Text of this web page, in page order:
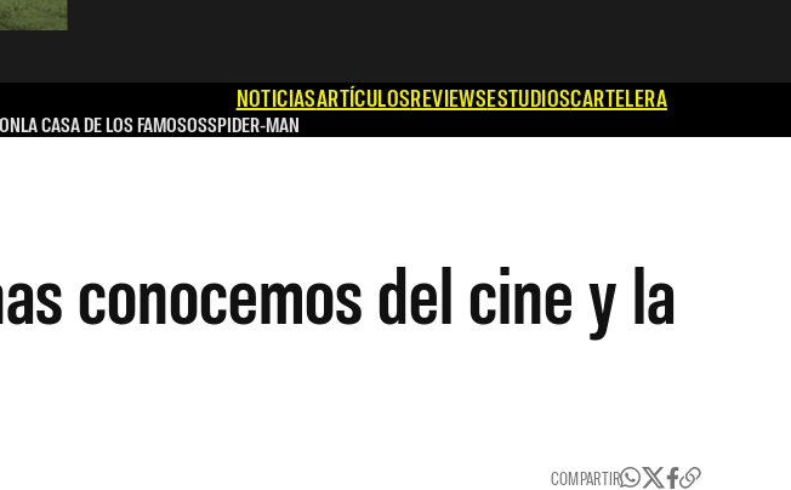
NOTICIASARTÍCULOSREVIEWSESTUDIOSCARTELERA
LA CASA DE LOS FAMOSOSSPIDER-MAN
conocemos del cine y la
COMPARTIR